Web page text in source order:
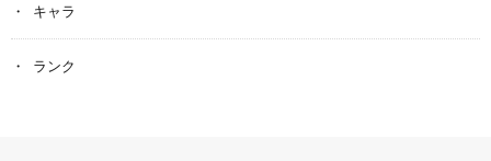
キャラ
ランク